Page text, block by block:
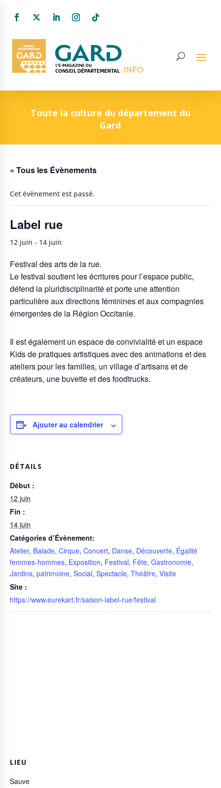
Toute la culture du département du
Gard
« Tous les Évènements
Cet évènement est passé.
Label rue
12 juin - 14 juin
Festival des arts de la rue.
Le festival soutient les écritures pour l’espace public,
défend la pluridisciplinarité et porte une attention
particulière aux directions féminines et aux compagnies
émergentes de la Région Occitanie.
Il est également un espace de convivialité et un espace
Kids de pratiques artistiques avec des animations et des
ateliers pour les familles, un village d’artisans et de
créateurs, une buvette et des foodtrucks.
Ajouter au calendrier
DÉTAILS
Début :
12 juin
Fin :
14 juin
Catégories d’Évènement:
Atelier, Balade, Cirque, Concert, Danse, Découverte, Égalité
femmes-hommes, Exposition, Festival, Fête, Gastronomie,
Jardins, patrimoine, Social, Spectacle, Théâtre, Visite
Site :
https://www.eurekart.fr/saison-label-rue/festival
LIEU
Sauve